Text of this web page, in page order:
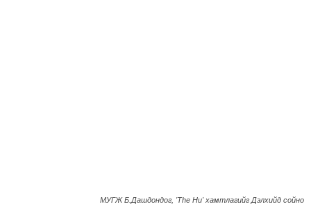
МУГЖ Б.Дашдондог, 'The Hu' хамтлагийг Дэлхийд сойно